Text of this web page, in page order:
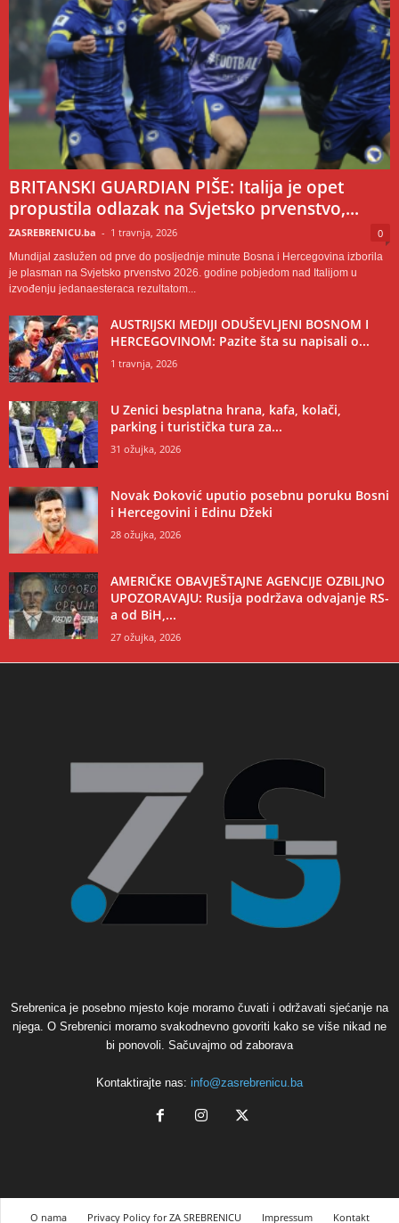
BRITANSKI GUARDIAN PIŠE: Italija je opet
propustila odlazak na Svjetsko prvenstvo,...
ZASREBRENICU.ba - 1 travnja, 2026 0
Mundijal zaslužen od prve do posljednje minute Bosna i Hercegovina izborila
je plasman na Svjetsko prvenstvo 2026. godine pobjedom nad Italijom u
izvođenju jedanaesteraca rezultatom...
AUSTRIJSKI MEDIJI ODUŠEVLJENI BOSNOM I
HERCEGOVINOM: Pazite šta su napisali o...
1 travnja, 2026
U Zenici besplatna hrana, kafa, kolači,
parking i turistička tura za...
31 ožujka, 2026
Novak Đoković uputio posebnu poruku Bosni
i Hercegovini i Edinu Džeki
28 ožujka, 2026
AMERIČKE OBAVJEŠTAJNE AGENCIJE OZBILJNO
UPOZORAVAJU: Rusija podržava odvajanje RS-
a od BiH,...
27 ožujka, 2026
Srebrenica je posebno mjesto koje moramo čuvati i održavati sjećanje na
njega. O Srebrenici moramo svakodnevno govoriti kako se više nikad ne
bi ponovoli. Sačuvajmo od zaborava
Kontaktirajte nas: info@zasrebrenicu.ba
O nama Privacy Policy for ZA SREBRENICU Impressum Kontakt